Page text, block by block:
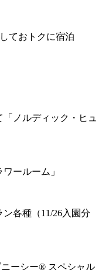
ておトクに宿泊
ノルディック・ヒュ
ールーム」
各種（11/26入園分
ーシー® スペシャル